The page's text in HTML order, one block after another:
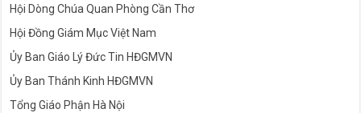
Hội Dòng Chúa Quan Phòng Cần Thơ
Hội Đồng Giám Mục Việt Nam
Ủy Ban Giáo Lý Đức Tin HĐGMVN
Ủy Ban Thánh Kinh HĐGMVN
Tổng Giáo Phận Hà Nội